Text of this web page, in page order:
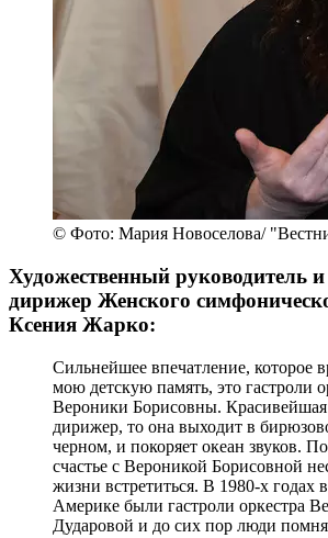
© Фото: Мария Новоселова/
Художественный руководитель
дирижер Женского
Ксения Жарко:
Сильнейшее впечатление, которое
мою детскую память, это гастроли
Вероники Борисовны.
дирижер, то она выходит в
черном, и покоряет океан звуков.
счастье с Вероникой Борисовной
жизни встретиться. В 1980-х годах
Америке были гастроли оркестра
Дударовой и до сих пор люди